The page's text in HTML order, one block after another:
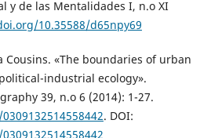
y de las Mentalidades I, n.o XI
10.35588/d65npy69
Cousins. «The boundaries of urban
industrial ecology».
39, n.o 6 (2014): 1-27.
. DOI: